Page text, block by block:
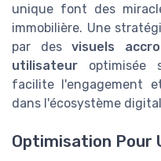
unique font des
immobilière. Une
par des visuels
utilisateur optimisée
facilite l'engagement
dans l'écosystème
Optimisation Pour